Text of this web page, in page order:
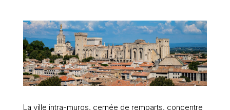
La ville intra-muros, cernée de remparts, concentre